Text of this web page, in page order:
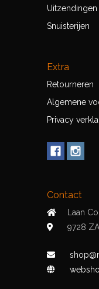
Uitzendingen
Snuisterijen
Extra
Retourneren
Algemene
Privacy
Contact
Laan
9728